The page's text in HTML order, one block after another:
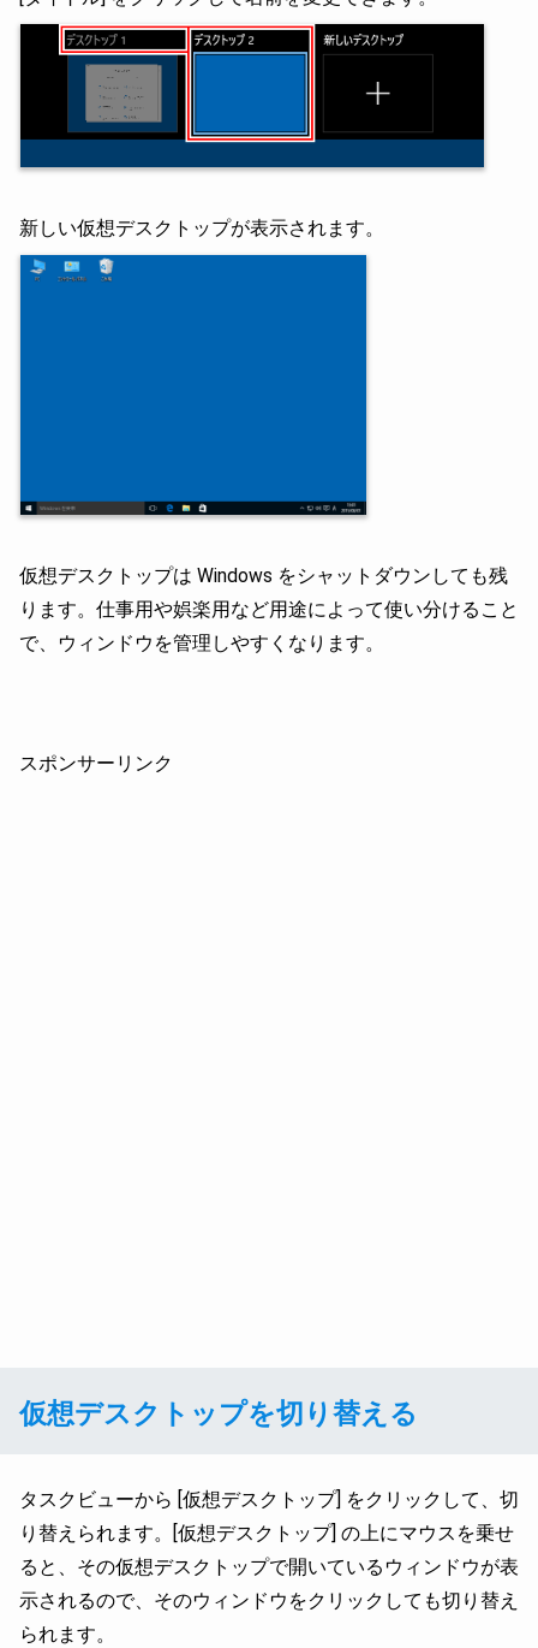
新しい仮想デスクトップが表示されます。
仮想デスクトップは Windows をシャットダウンしても残
ります。仕事用や娯楽用など用途によって使い分けること
で、ウィンドウを管理しやすくなります。
スポンサーリンク
仮想デスクトップを切り替える
タスクビューから [仮想デスクトップ] をクリックして、切
り替えられます。[仮想デスクトップ] の上にマウスを乗せ
ると、その仮想デスクトップで開いているウィンドウが表
示されるので、そのウィンドウをクリックしても切り替え
られます。